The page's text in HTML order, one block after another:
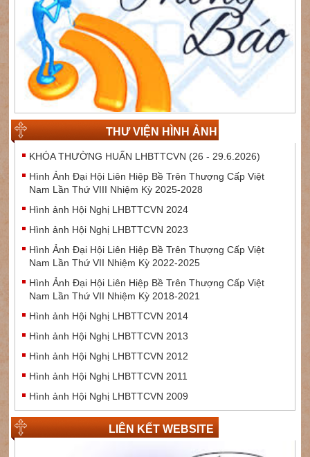
THƯ VIỆN HÌNH ẢNH
KHÓA THƯỜNG HUẤN LHBTTCVN (26 - 29.6.2026)
Hình Ảnh Đại Hội Liên Hiệp Bề Trên Thượng Cấp Việt
Nam Lần Thứ VIII Nhiệm Kỳ 2025-2028
Hình ảnh Hội Nghị LHBTTCVN 2024
Hình ảnh Hội Nghị LHBTTCVN 2023
Hình Ảnh Đại Hội Liên Hiệp Bề Trên Thượng Cấp Việt
Nam Lần Thứ VII Nhiệm Kỳ 2022-2025
Hình Ảnh Đại Hội Liên Hiệp Bề Trên Thượng Cấp Việt
Nam Lần Thứ VII Nhiệm Kỳ 2018-2021
Hình ảnh Hội Nghị LHBTTCVN 2014
Hình ảnh Hội Nghị LHBTTCVN 2013
Hình ảnh Hội Nghị LHBTTCVN 2012
Hình ảnh Hội Nghị LHBTTCVN 2011
Hình ảnh Hội Nghị LHBTTCVN 2009
LIÊN KẾT WEBSITE